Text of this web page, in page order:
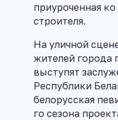
приуроченная
строителя.
На уличной
жителей города
выступят
Республики
белорусская
го сезона